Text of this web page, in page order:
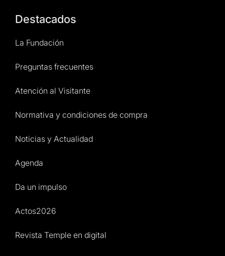
Destacados
La Fundación
Preguntas frecuentes
Atención al Visitante
Normativa y condiciones de compra
Noticias y Actualidad
Agenda
Da un impulso
Actos2026
Revista Temple en digital